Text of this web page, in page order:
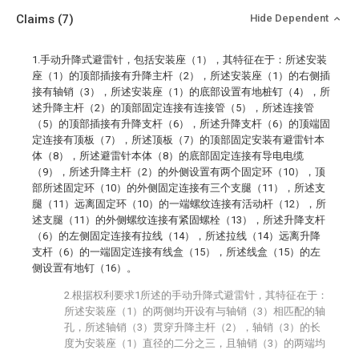
Claims (7) Hide Dependent
1.手动升降式避雷针，包括安装座（1），其特征在于：所述安装
座（1）的顶部插接有升降主杆（2），所述安装座（1）的右侧插
接有轴销（3），所述安装座（1）的底部设置有地桩钉（4），所
述升降主杆（2）的顶部固定连接有连接管（5），所述连接管
（5）的顶部插接有升降支杆（6），所述升降支杆（6）的顶端固
定连接有顶板（7），所述顶板（7）的顶部固定安装有避雷针本
体（8），所述避雷针本体（8）的底部固定连接有导电电缆
（9），所述升降主杆（2）的外侧设置有两个固定环（10），顶
部所述固定环（10）的外侧固定连接有三个支腿（11），所述支
腿（11）远离固定环（10）的一端螺纹连接有活动杆（12），所
述支腿（11）的外侧螺纹连接有紧固螺栓（13），所述升降支杆
（6）的左侧固定连接有拉线（14），所述拉线（14）远离升降
支杆（6）的一端固定连接有线盒（15），所述线盒（15）的左
侧设置有地钉（16）。
2.根据权利要求1所述的手动升降式避雷针，其特征在于：
所述安装座（1）的两侧均开设有与轴销（3）相匹配的轴
孔，所述轴销（3）贯穿升降主杆（2），轴销（3）的长
度为安装座（1）直径的二分之三，且轴销（3）的两端均